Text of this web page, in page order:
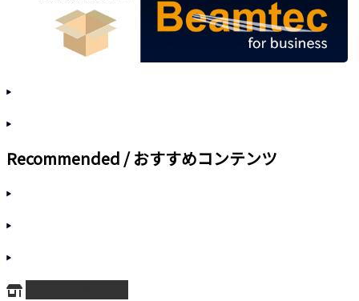
Recommended / おすすめコンテンツ